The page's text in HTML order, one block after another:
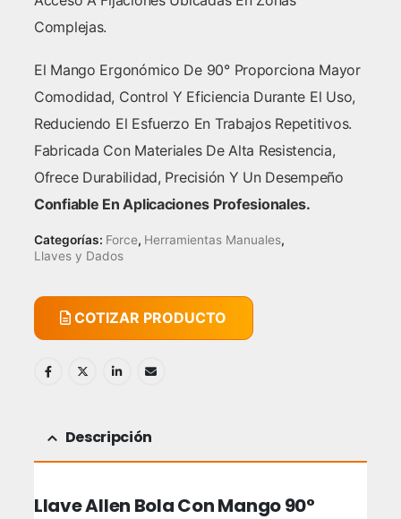
Complejas.
El Mango Ergonómico De 90° Proporciona Mayor
Comodidad, Control Y Eficiencia Durante El Uso,
Reduciendo El Esfuerzo En Trabajos Repetitivos.
Fabricada Con Materiales De Alta Resistencia,
Ofrece Durabilidad, Precisión Y Un Desempeño
Confiable En Aplicaciones Profesionales.
Categorías: Force, Herramientas Manuales,
Llaves y Dados
COTIZAR PRODUCTO
Descripción
Llave Allen Bola Con Mango 90°